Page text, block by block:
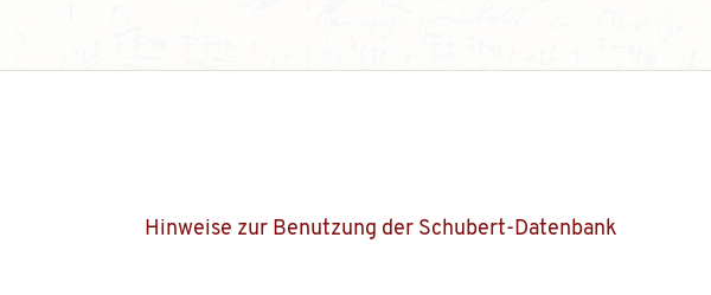
Hinweise zur Benutzung der Schubert-Datenbank